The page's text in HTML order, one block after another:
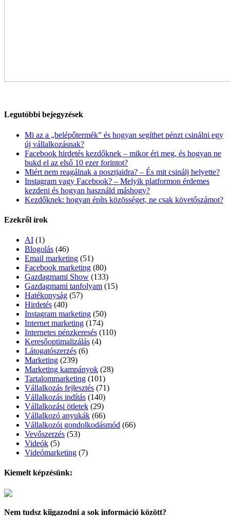
Legutóbbi bejegyzések
Mi az a „belépőtermék” és hogyan segíthet pénzt csinálni egy
új vállalkozásnak?
Facebook hirdetés kezdőknek – mikor éri meg, és hogyan ne
bukd el az első 10 ezer forintot?
Miért nem reagálnak a posztjaidra? – És mit csinálj helyette?
Instagram vagy Facebook? – Melyik platformon érdemes
kezdeni és hogyan használd máshogy?
Kezdőknek: hogyan építs közösséget, ne csak követőszámot?
Ezekről írok
AI (1)
Blogolás (46)
Email marketing (51)
Facebook marketing (80)
Gazdagmami Show (133)
Gazdagmami tanfolyam (15)
Hatékonyság (57)
Hirdetés (40)
Instagram marketing (50)
Internet marketing (174)
Internetes pénzkeresés (110)
Keresőoptimalizálás (4)
Látogatószerzés (6)
Marketing (239)
Marketing kampányok (28)
Tartalommarketing (101)
Vállalkozás fejlesztés (71)
Vállalkozás indítás (140)
Vállalkozási ötletek (29)
Vállalkozó anyukák (66)
Vállalkozói gondolkodásmód (66)
Vevőszerzés (53)
Videók (5)
Videómarketing (7)
Kiemelt képzésünk:
Nem tudsz kiigazodni a sok információ között?